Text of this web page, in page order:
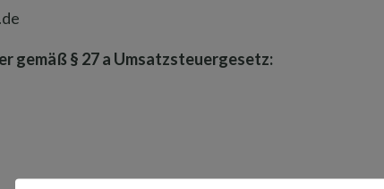
gemäß § 27 a Umsatzsteuergesetz: